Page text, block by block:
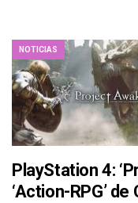
NOTICIAS
PlayStation 4:
‘Action-RPG’